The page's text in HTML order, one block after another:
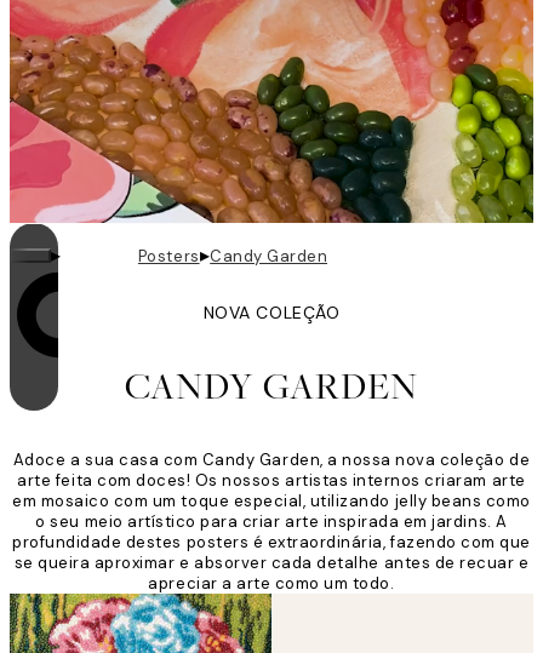
O loop está ativado
▸ Posters▸Candy Garden
NOVA COLEÇÃO
CANDY GARDEN
Adoce a sua casa com Candy Garden, a nossa nova coleção de
arte feita com doces! Os nossos artistas internos criaram arte
em mosaico com um toque especial, utilizando jelly beans como
o seu meio artístico para criar arte inspirada em jardins. A
profundidade destes posters é extraordinária, fazendo com que
se queira aproximar e absorver cada detalhe antes de recuar e
apreciar a arte como um todo.